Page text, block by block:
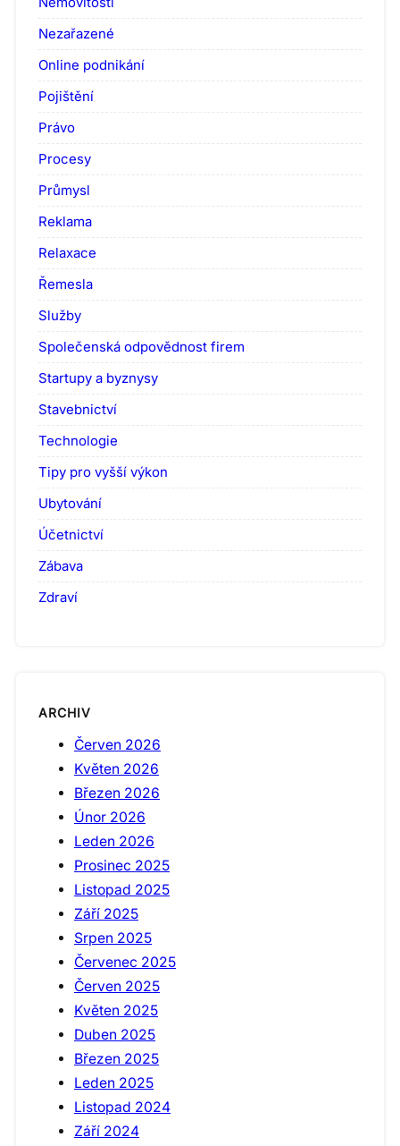
Nezařazené
Online podnikání
Pojištění
Právo
Procesy
Průmysl
Reklama
Relaxace
Řemesla
Služby
Společenská odpovědnost firem
Startupy a byznysy
Stavebnictví
Technologie
Tipy pro vyšší výkon
Ubytování
Účetnictví
Zábava
Zdraví
ARCHIV
Červen 2026
Květen 2026
Březen 2026
Únor 2026
Leden 2026
Prosinec 2025
Listopad 2025
Září 2025
Srpen 2025
Červenec 2025
Červen 2025
Květen 2025
Duben 2025
Březen 2025
Leden 2025
Listopad 2024
Září 2024